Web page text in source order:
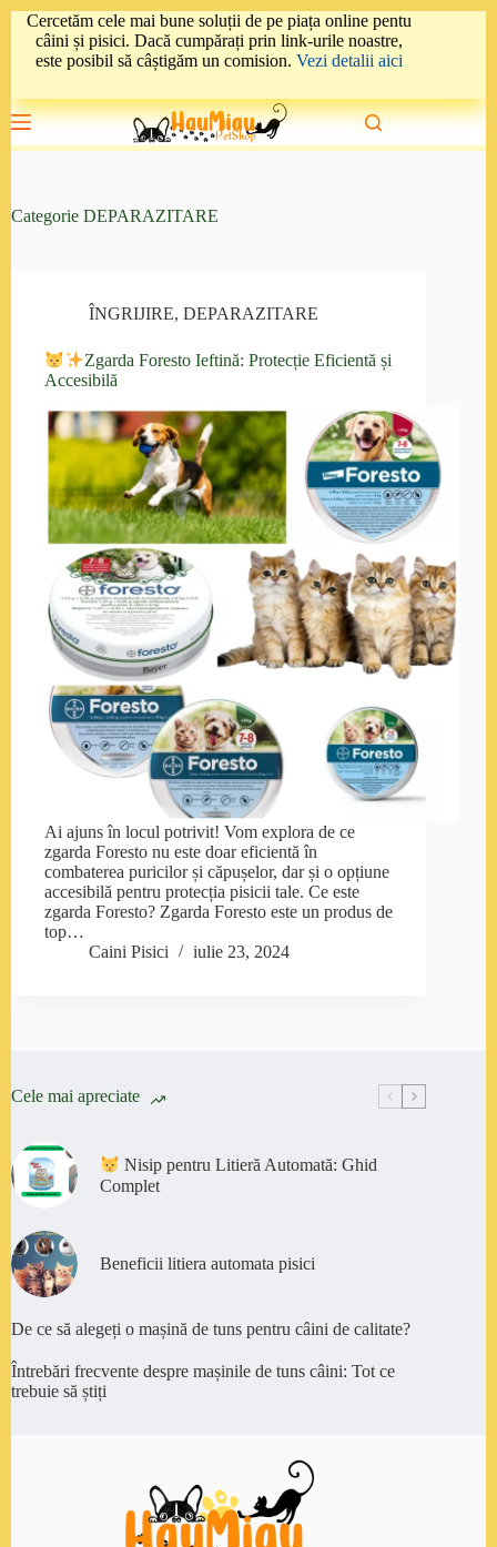
Sari
conținut
Cercetăm cele mai bune soluții de pe piața online pentu
câini și pisici. Dacă cumpărați prin link-urile noastre,
este posibil să câștigăm un comision. Vezi detalii aici
Categorie DEPARAZITARE
ÎNGRIJIRE, DEPARAZITARE
Zgarda Foresto Ieftină: Protecție Eficientă și
Accesibilă
Ai ajuns în locul potrivit! Vom explora de ce
zgarda Foresto nu este doar eficientă în
combaterea puricilor și căpușelor, dar și o opțiune
accesibilă pentru protecția pisicii tale. Ce este
zgarda Foresto? Zgarda Foresto este un produs de
top…
Caini Pisici
iulie 23, 2024
Cele mai apreciate
Nisip pentru Litieră Automată: Ghid
Complet
Beneficii litiera automata pisici
De ce să alegeți o mașină de tuns pentru câini de calitate?
Întrebări frecvente despre mașinile de tuns câini: Tot ce
trebuie să știți